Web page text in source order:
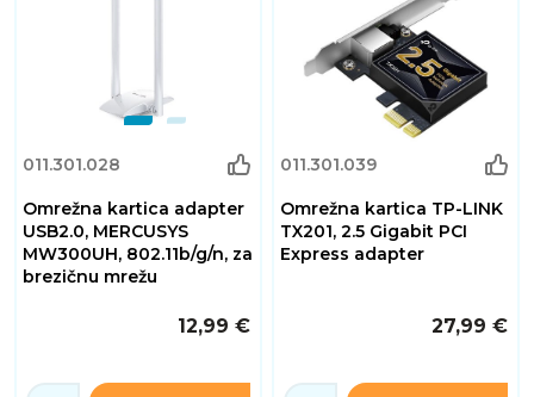
011.301.028
Omrežna kartica adapter
USB2.0, MERCUSYS
MW300UH, 802.11b/g/n, za
brezičnu mrežu
12,99 €
011.301.039
Omrežna kartica TP-LINK
TX201, 2.5 Gigabit PCI
Express adapter
27,99 €